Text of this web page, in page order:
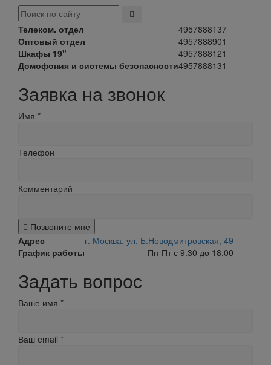
Телеком. отдел
4957888137
Оптовый отдел
4957888901
Шкафы 19"
4957888121
Домофония и системы безопасности4957888131
Заявка на звонок
Имя *
Телефон
Комментарий
Позвоните мне
Адрес
г. Москва, ул. Б.Новодмитровская, 49
График работы
Пн-Пт с 9.30 до 18.00
Задать вопрос
Ваше имя *
Ваш email *